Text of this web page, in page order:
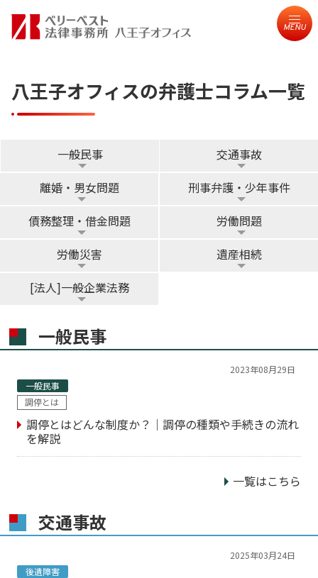
MENU
八王子オフィスの弁護士コラム一覧
一般民事
交通事故
離婚・男女問題
刑事弁護・少年事件
債務整理・借金問題
労働問題
労働災害
遺産相続
[法人]一般企業法務
一般民事
2023年08月29日
一般民事
調停とは
調停とはどんな制度か？｜調停の種類や手続きの流れ
を解説
一覧はこちら
交通事故
2025年03月24日
後遺障害